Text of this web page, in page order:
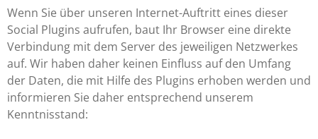
Wenn Sie über unseren Internet-Auftritt eines dieser
Social Plugins aufrufen, baut Ihr Browser eine direkte
Verbindung mit dem Server des jeweiligen Netzwerkes
auf. Wir haben daher keinen Einfluss auf den Umfang
der Daten, die mit Hilfe des Plugins erhoben werden und
informieren Sie daher entsprechend unserem
Kenntnisstand: